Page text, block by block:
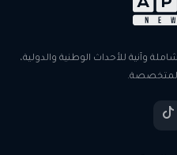
وآنية للأحداث الوطنية والدولية،
المتخصصة.